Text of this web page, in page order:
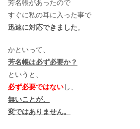
芳名帳があったので
すぐに私の耳に入った事で
迅速に対応できました。
かといって、
芳名帳は必ず必要か？
というと、
必ず必要ではないし、
無いことが、
変ではありません。